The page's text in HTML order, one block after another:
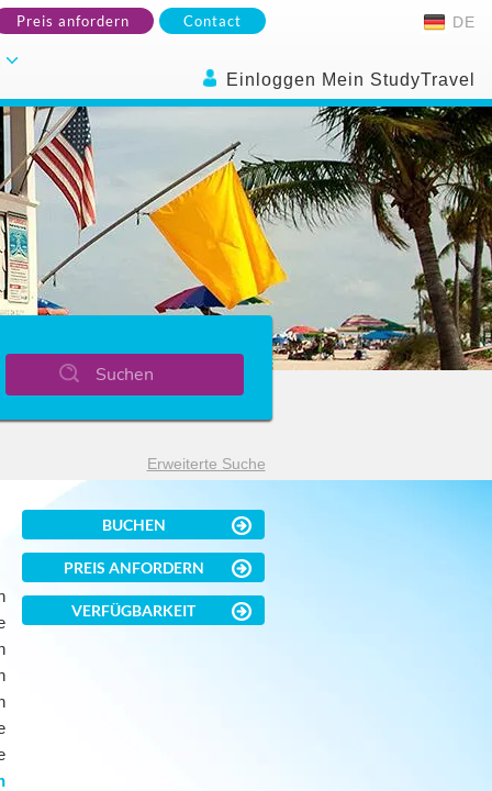
Preis anfordern Contact DE
Einloggen Mein StudyTravel
Suchen
Erweiterte Suche
BUCHEN
PREIS ANFORDERN
VERFÜGBARKEIT